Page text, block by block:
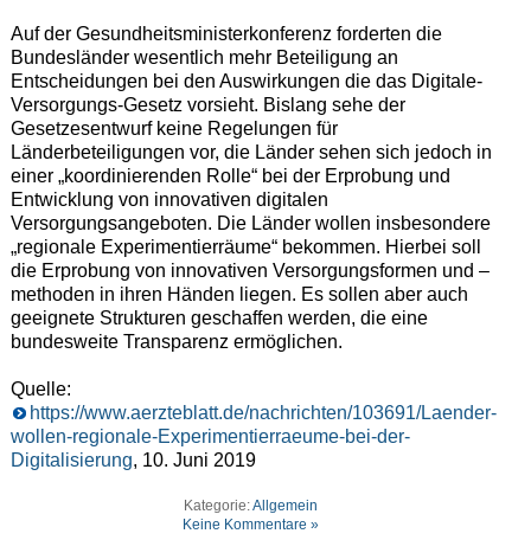
Auf der Gesundheitsministerkonferenz forderten die
Bundesländer wesentlich mehr Beteiligung an
Entscheidungen bei den Auswirkungen die das Digitale-
Versorgungs-Gesetz vorsieht. Bislang sehe der
Gesetzesentwurf keine Regelungen für
Länderbeteiligungen vor, die Länder sehen sich jedoch in
einer „koordinierenden Rolle“ bei der Erprobung und
Entwicklung von innovativen digitalen
Versorgungsangeboten. Die Länder wollen insbesondere
„regionale Experimentierräume“ bekommen. Hierbei soll
die Erprobung von innovativen Versorgungsformen und –
methoden in ihren Händen liegen. Es sollen aber auch
geeignete Strukturen geschaffen werden, die eine
bundesweite Transparenz ermöglichen.
Quelle:
https://www.aerzteblatt.de/nachrichten/103691/Laender-
wollen-regionale-Experimentierraeume-bei-der-
Digitalisierung, 10. Juni 2019
Kategorie:Allgemein
Keine Kommentare »